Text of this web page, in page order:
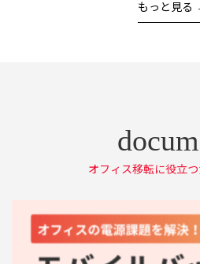
もっと見る
オフィス移転に役立